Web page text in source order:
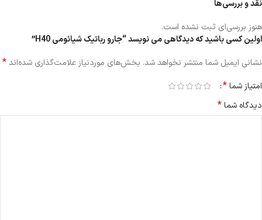
نقد و بررسی‌ها
هنوز بررسی‌ای ثبت نشده است.
اولین کسی باشید که دیدگاهی می نویسد “جارو رباتیک شیائومی H40”
نشانی ایمیل شما منتشر نخواهد شد. بخش‌های موردنیاز علامت‌گذاری شده‌اند*
امتیاز شما*
دیدگاه شما*